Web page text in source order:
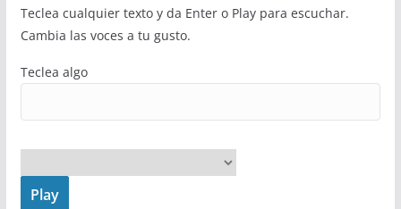
Teclea cualquier texto y da Enter o Play para escuchar.
Cambia las voces a tu gusto.
Teclea algo
Play